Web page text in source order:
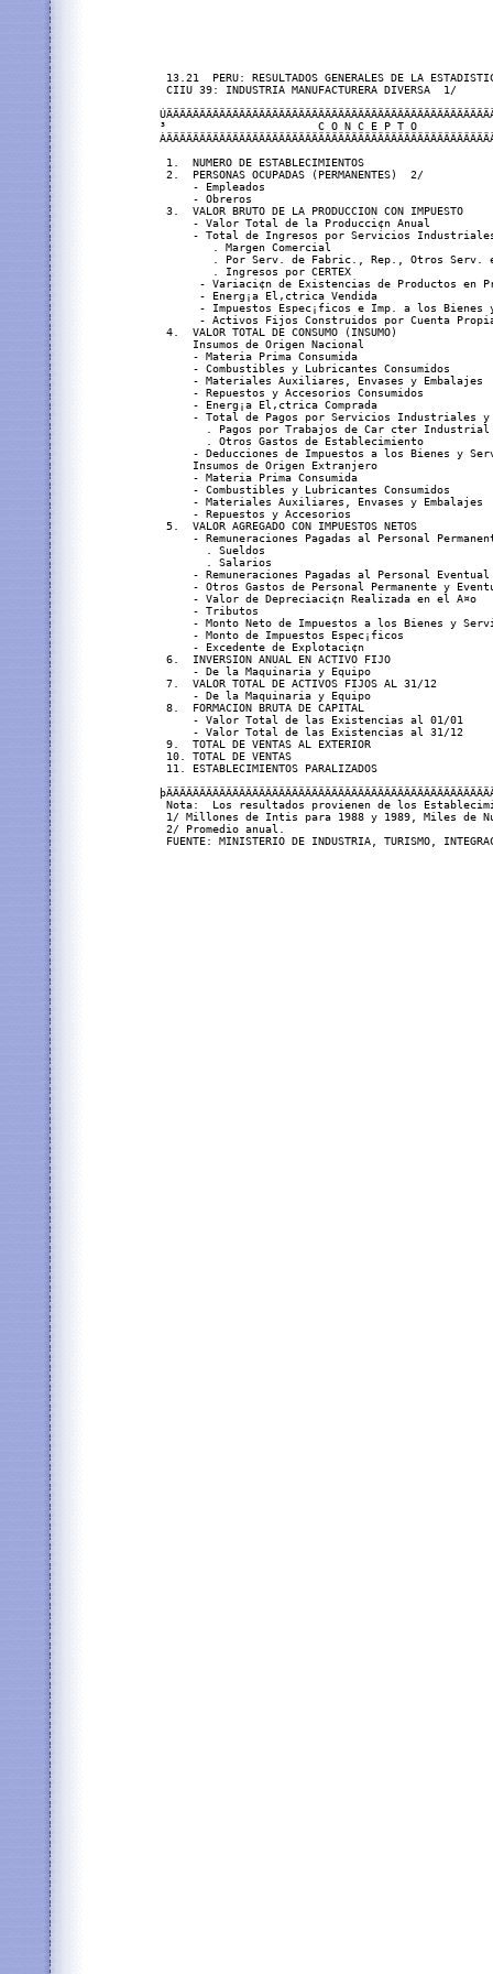
13.21  PERU: RESULTADOS GENERALES DE LA
CIIU 39: INDUSTRIA MANUFACTURERA DIVERSA  1/
³                       C O N C E P T O
1.  NUMERO DE ESTABLECIMIENTOS
2.  PERSONAS OCUPADAS
- Empleados
- Obreros
3.  VALOR BRUTO DE LA PRODUCCION CON
- Valor Total de la Producci¢n Anual
- Total de Ingresos por Servicios
. Margen Comercial
. Por Serv. de Fabric., Rep., Otros
. Ingresos por CERTEX
- Variaci¢n de Existencias de Productos en
- Energ¡a El‚ctrica Vendida
- Impuestos Espec¡ficos e Imp. a los
- Activos Fijos Construidos por Cuenta
4.  VALOR TOTAL DE CONSUMO (INSUMO)
Insumos de Origen Nacional
- Materia Prima Consumida
- Combustibles y Lubricantes Consumidos
- Materiales Auxiliares, Envases y
- Repuestos y Accesorios Consumidos
- Energ¡a El‚ctrica Comprada
- Total de Pagos por Servicios Industriales
. Pagos por Trabajos de Car cter
. Otros Gastos de Establecimiento
- Deducciones de Impuestos a los Bienes y
Insumos de Origen Extranjero
- Materia Prima Consumida
- Combustibles y Lubricantes Consumidos
- Materiales Auxiliares, Envases y
- Repuestos y Accesorios
5.  VALOR AGREGADO CON IMPUESTOS
- Remuneraciones Pagadas al Personal
. Sueldos
. Salarios
- Remuneraciones Pagadas al Personal
- Otros Gastos de Personal Permanente y
- Valor de Depreciaci¢n Realizada en el A¤o
- Tributos
- Monto Neto de Impuestos a los Bienes y
- Monto de Impuestos Espec¡ficos
- Excedente de Explotaci¢n
6.  INVERSION ANUAL EN ACTIVO FIJO
- De la Maquinaria y Equipo
7.  VALOR TOTAL DE ACTIVOS FIJOS AL
- De la Maquinaria y Equipo
8.  FORMACION BRUTA DE CAPITAL
- Valor Total de las Existencias al 01/01
- Valor Total de las Existencias al 31/12
9.  TOTAL DE VENTAS AL EXTERIOR
10. TOTAL DE VENTAS
11. ESTABLECIMIENTOS
Nota:  Los resultados provienen de los
1/ Millones de Intis para 1988 y 1989, Miles de
2/ Promedio anual.